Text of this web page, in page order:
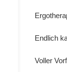
Endlich
Voller